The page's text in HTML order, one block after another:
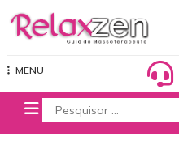
para
Relaxzen Guia de
MENU
Procurar
por: